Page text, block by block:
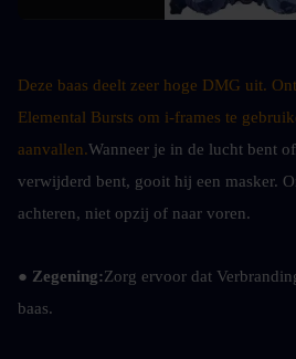
Deze baas deelt zeer hoge DMG uit.
Elemental Bursts om i-frames te
aanvallen.Wanneer je in de lucht bent
verwijderd bent, gooit hij een masker.
achteren, niet opzij of naar voren.
● Zegening:Zorg ervoor dat
baas.